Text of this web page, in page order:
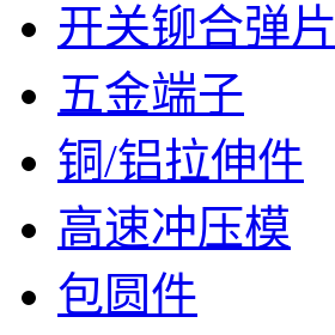
开关铆合弹片
五金端子
铜/铝拉伸件
高速冲压模
包圆件